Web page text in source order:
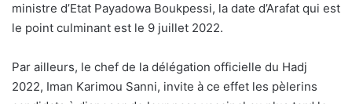
ministre d’Etat Payadowa Boukpessi, la date d’Arafat qui est
le point culminant est le 9 juillet 2022.
Par ailleurs, le chef de la délégation officielle du Hadj
2022, Iman Karimou Sanni, invite à ce effet les pèlerins